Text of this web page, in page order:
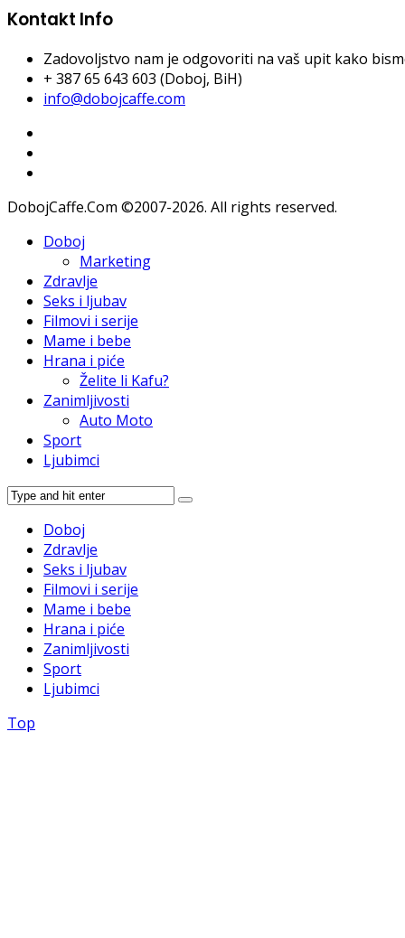
Kontakt Info
Zadovoljstvo nam je odgovoriti na vaš upit kako
+ 387 65 643 603 (Doboj, BiH)
info@dobojcaffe.com
DobojCaffe.Com ©2007-2026. All rights reserved.
Doboj
Marketing
Zdravlje
Seks i ljubav
Filmovi i serije
Mame i bebe
Hrana i piće
Želite li Kafu?
Zanimljivosti
Auto Moto
Sport
Ljubimci
Doboj
Zdravlje
Seks i ljubav
Filmovi i serije
Mame i bebe
Hrana i piće
Zanimljivosti
Sport
Ljubimci
Top